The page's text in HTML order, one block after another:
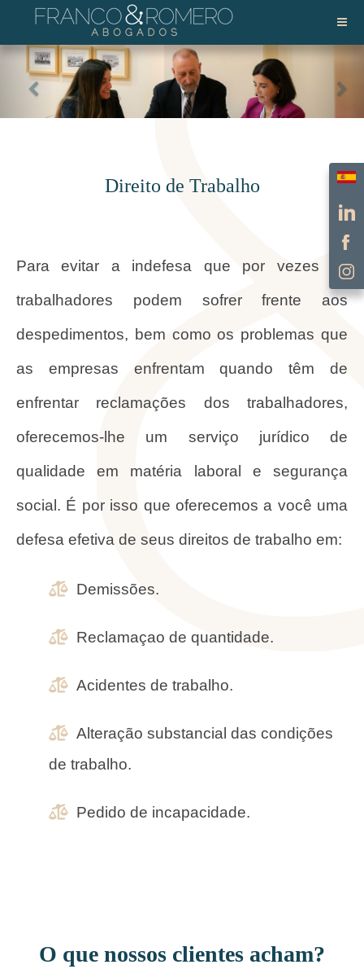
Direito de Trabalho
Para evitar a indefesa que por vezes os
trabalhadores podem sofrer frente aos
despedimentos, bem como os problemas que
as empresas enfrentam quando têm de
enfrentar reclamações dos trabalhadores,
oferecemos-lhe um serviço jurídico de
qualidade em matéria laboral e segurança
social. É por isso que oferecemos a você uma
defesa efetiva de seus direitos de trabalho em:
Demissões.
Reclamaçao de quantidade.
Acidentes de trabalho.
Alteração substancial das condições
de trabalho.
Pedido de incapacidade.
O que nossos clientes acham?